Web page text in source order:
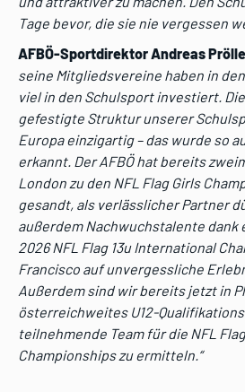
Tage bevor, die sie nie vergessen
AFBÖ-Sportdirektor Andreas
seine Mitgliedsvereine haben in
viel in den Schulsport investiert.
gefestigte Struktur unserer
Europa einzigartig – das wurde so
erkannt. Der AFBÖ hat bereits
London zu den NFL Flag Girls
gesandt, als verlässlicher Partner
außerdem Nachwuchstalente dank
2026 NFL Flag 13u International
Francisco auf unvergessliche
Außerdem sind wir bereits jetzt in
österreichweites U12-
teilnehmende Team für die NFL
Championships zu ermitteln.“